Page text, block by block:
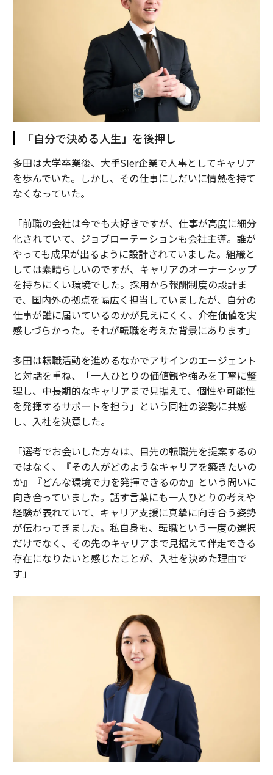
「自分で決める人生」を後押し
多田は大学卒業後、大手SIer企業で人事としてキャリア
を歩んでいた。しかし、その仕事にしだいに情熱を持て
なくなっていた。
「前職の会社は今でも大好きですが、仕事が高度に細分
化されていて、ジョブローテーションも会社主導。誰が
やっても成果が出るように設計されていました。組織と
しては素晴らしいのですが、キャリアのオーナーシップ
を持ちにくい環境でした。採用から報酬制度の設計ま
で、国内外の拠点を幅広く担当していましたが、自分の
仕事が誰に届いているのかが見えにくく、介在価値を実
感しづらかった。それが転職を考えた背景にあります」
多田は転職活動を進めるなかでアサインのエージェント
と対話を重ね、「一人ひとりの価値観や強みを丁寧に整
理し、中長期的なキャリアまで見据えて、個性や可能性
を発揮するサポートを担う」という同社の姿勢に共感
し、入社を決意した。
「選考でお会いした方々は、目先の転職先を提案するの
ではなく、『その人がどのようなキャリアを築きたいの
か』『どんな環境で力を発揮できるのか』という問いに
向き合っていました。話す言葉にも一人ひとりの考えや
経験が表れていて、キャリア支援に真摯に向き合う姿勢
が伝わってきました。私自身も、転職という一度の選択
だけでなく、その先のキャリアまで見据えて伴走できる
存在になりたいと感じたことが、入社を決めた理由で
す」